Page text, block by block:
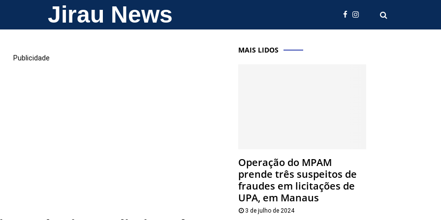
Jirau News
Publicidade
MAIS LIDOS
Operação do MPAM
prende três suspeitos de
fraudes em licitações de
UPA, em Manaus
3 de julho de 2024